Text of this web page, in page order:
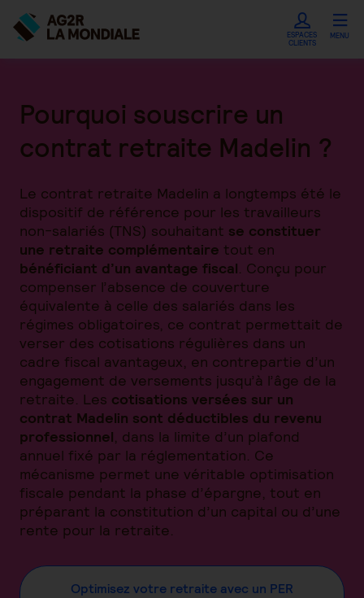
ESPACES
CLIENTS
MENU
Pourquoi souscrire un
contrat retraite Madelin ?
Le contrat retraite Madelin a longtemps été le
dispositif de référence pour les travailleurs
non-salariés (TNS) souhaitant se constituer
une retraite complémentaire tout en
bénéficiant d’un avantage fiscal. Conçu pour
compenser l’absence de couverture
équivalente à celle des salariés dans les
régimes obligatoires, ce contrat permettait de
verser des cotisations régulières dans un
cadre fiscal avantageux, en contrepartie d’un
engagement de versements jusqu’à l’âge de la
retraite. Les cotisations versées sur un
contrat Madelin sont déductibles du revenu
professionnel, dans la limite d’un plafond
annuel fixé par la réglementation. Ce
mécanisme permet une véritable optimisation
fiscale pendant la phase d’épargne, tout en
préparant la constitution d’un capital ou d’une
rente pour la retraite.
Optimisez votre retraite avec un PER